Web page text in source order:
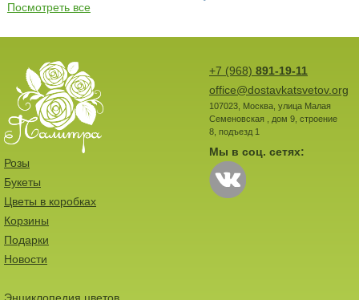
Посмотреть все
+7 (968) 891-19-11
office@dostavkatsvetov.org
107023, Москва, улица Малая
Семеновская , дом 9, строение
8, подъезд 1
Мы в соц. сетях:
Розы
Букеты
Цветы в коробках
Корзины
Подарки
Новости